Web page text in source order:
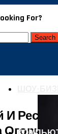
For?